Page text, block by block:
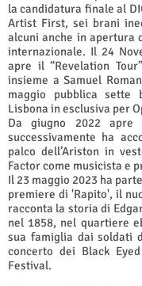
la candidatura finale al
Artist First, sei brani
alcuni anche in apertura
internazionale. Il 24
apre il “Revelation
insieme a Samuel
maggio pubblica sette
Lisbona in esclusiva per
Da giugno 2022
successivamente ha
palco dell’Ariston in
Factor come musicista e
Il 23 maggio 2023 ha
premiere di 'Rapito', il
racconta la storia di
nel 1858, nel quartiere
sua famiglia dai soldati
concerto dei Black
Festival.